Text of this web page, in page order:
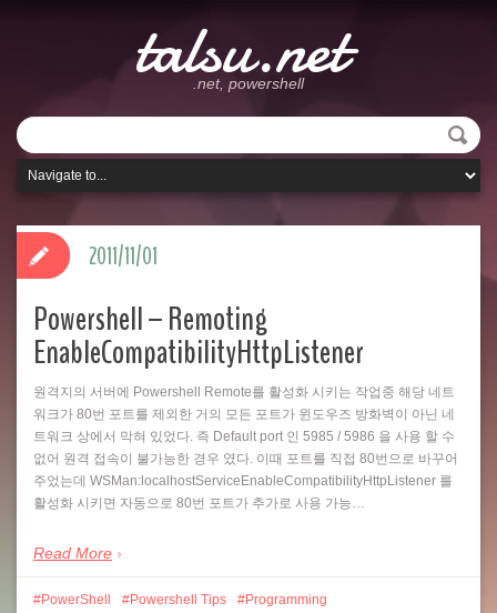
talsu.net
.net, powershell
Powershell – Remoting
EnableCompatibilityHttpListener
원격지의 서버에 Powershell Remote를 활성화 시키는 작업중 해당 네트
워크가 80번 포트를 제외한 거의 모든 포트가 윈도우즈 방화벽이 아닌 네
트워크 상에서 막혀 있었다. 즉 Default port 인 5985 / 5986 을 사용 할 수
없어 원격 접속이 불가능한 경우 였다. 이때 포트를 직접 80번으로 바꾸어
주었는데 WSMan:localhostServiceEnableCompatibilityHttpListener 를
활성화 시키면 자동으로 80번 포트가 추가로 사용 가능…
Read More
2011/11/01
PowerShell Powershell Tips
Programming